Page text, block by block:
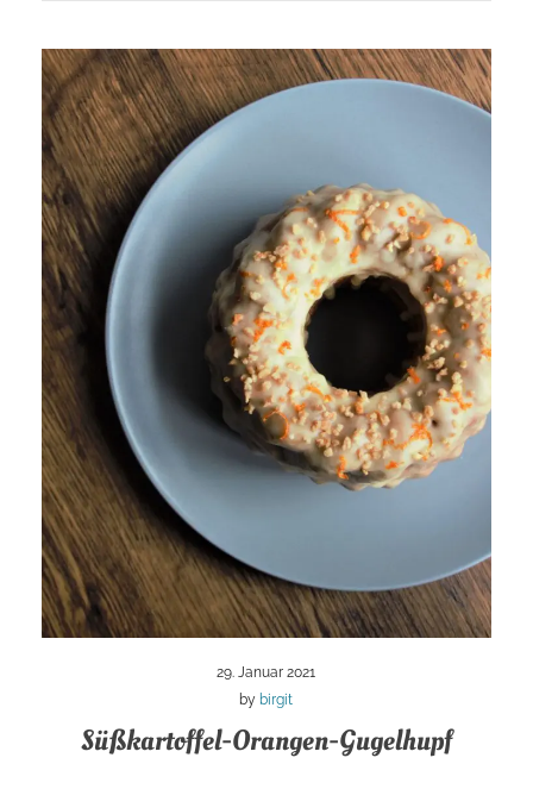
29. Januar 2021
by birgit
Süßkartoffel-Orangen-Gugelhupf